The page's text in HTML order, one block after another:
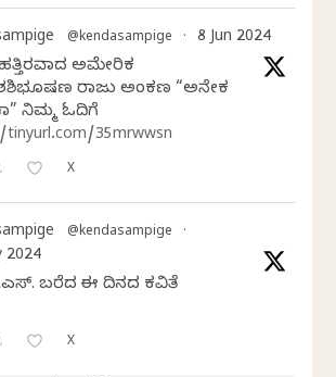
@kendasampige · 8 Jun 2024
ಹತ್ತಿರವಾದ ಅಮೇರಿಕ
ರಾಜು ಅಂಕಣ “ಅನೇಕ
ನಿಮ್ಮ ಓದಿಗೆ
35mrwwsn
X
@kendasampige ·
2024
ಬರೆದ ಈ ದಿನದ ಕವಿತೆ
X